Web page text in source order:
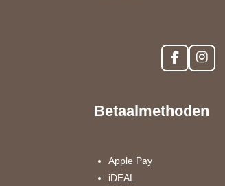
F
a
b
I
n
a
Betaalmethoden
Apple Pay
iDEAL